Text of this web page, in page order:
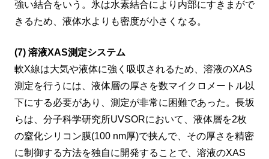
強い結合をいう。氷は水素結合により内部にすきまがで
きるため、液体水よりも密度が小さくなる。
(7) 溶液XAS測定システム
軟X線は大気や液体に強く吸収されるため、溶液のXAS
測定を行うには、液体層の厚さを数マイクロメートル以
下にする必要があり、測定が非常に困難であった。長坂
らは、分子科学研究所UVSORにおいて、液体層を2枚
の窒化シリコン膜(100 nm厚)で挟んで、その厚さを精密
に制御する方法を独自に開発することで、溶液のXAS